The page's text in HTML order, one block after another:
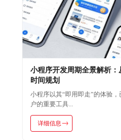
小程序开发周期全景解析
时间规划
小程序以其“即用即走”的体验
户的重要工具...
详细信息